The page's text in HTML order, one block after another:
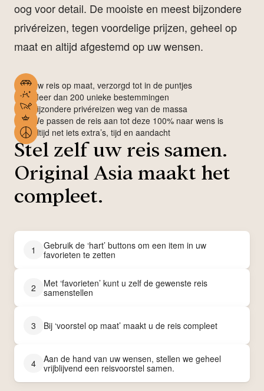
oog voor detail. De mooiste en meest bijzondere
privéreizen, tegen voordelige prijzen, geheel op
maat en altijd afgestemd op uw wensen.
Uw reis op maat, verzorgd tot in de puntjes
Meer dan 200 unieke bestemmingen
Bijzondere privéreizen weg van de massa
We passen de reis aan tot deze 100% naar wens is
Altijd net iets extra’s, tijd en aandacht
Stel zelf uw reis samen.
Original Asia maakt het
compleet.
1
Gebruik de ‘hart’ buttons om een item in uw
favorieten te zetten
2
Met ‘favorieten’ kunt u zelf de gewenste reis
samenstellen
3 Bij ‘voorstel op maat’ maakt u de reis compleet
4
Aan de hand van uw wensen, stellen we geheel
vrijblijvend een reisvoorstel samen.